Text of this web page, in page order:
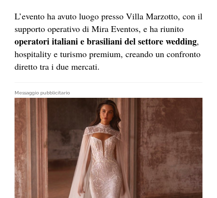
L’evento ha avuto luogo presso Villa Marzotto, con il
supporto operativo di Mira Eventos, e ha riunito
operatori italiani e brasiliani del settore wedding,
hospitality e turismo premium, creando un confronto
diretto tra i due mercati.
Messaggio pubblicitario